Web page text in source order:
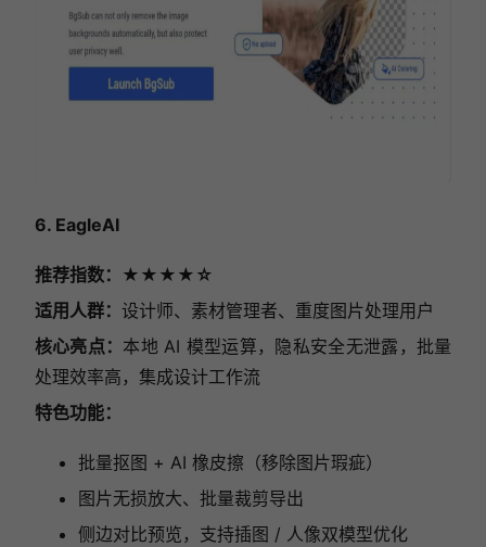
6. EagleAI
推荐指数：★★★★☆
适用人群： 设计师、素材管理者、重度图片处理用户
核心亮点： 本地 AI 模型运算，隐私安全无泄露，批量
处理效率高，集成设计工作流
特色功能：
批量抠图 + AI 橡皮擦（移除图片瑕疵）
图片无损放大、批量裁剪导出
侧边对比预览，支持插图 / 人像双模型优化